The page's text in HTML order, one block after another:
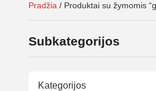
Pradžia / Produktai su žymomis
Subkategorijos
Kategorijos